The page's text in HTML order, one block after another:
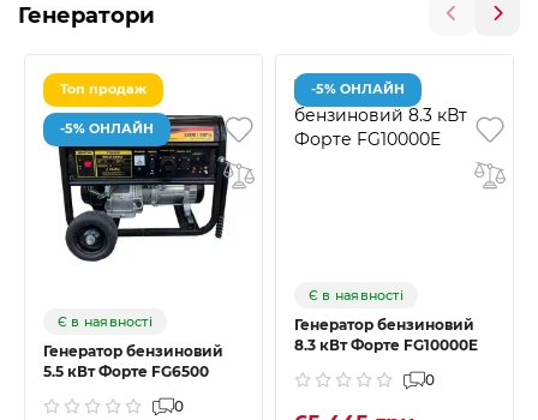
Генератори
Топ продаж
-5% ОНЛАЙН
Є в наявності
Генератор бензиновий
5.5 кВт Форте FG6500
0
-5% ОНЛАЙН
Є в наявності
Генератор бензиновий
8.3 кВт Форте FG10000E
0